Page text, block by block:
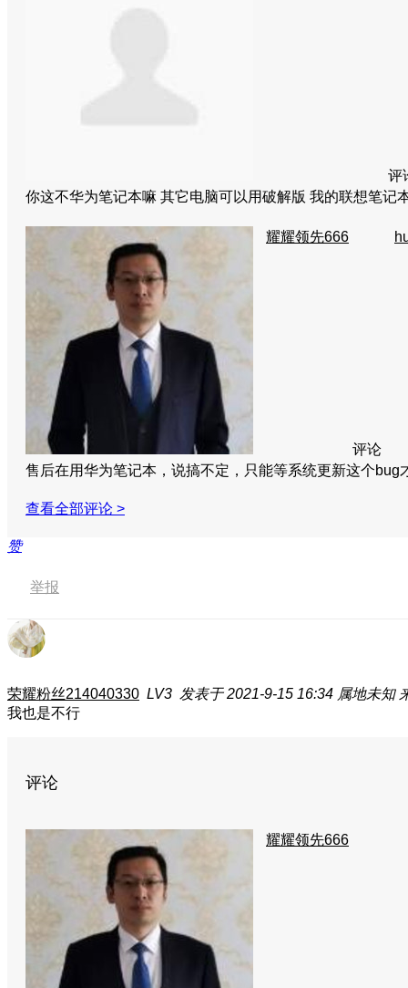
评
你这不华为笔记本嘛 其它电脑可以用破解版 我的联想笔
耀耀领先666
评论
售后在用华为笔记本，说搞不定，只能等系统更新这个
查看全部评论 >
赞
举报
荣耀粉丝214040330 LV3 发表于 2021-9-15 16:34 属地未知
我也是不行
评论
耀耀领先666